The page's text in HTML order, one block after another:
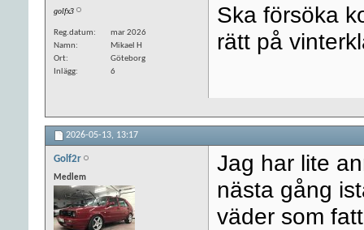
golfx3
Reg.datum
mar 2026
Namn
Mikael H
Ort
Göteborg
Inlägg
6
Ska försöka
rätt på
2026-05-13, 13:17
Golf2r
Medlem
Jag har lite
nästa gång
väder som